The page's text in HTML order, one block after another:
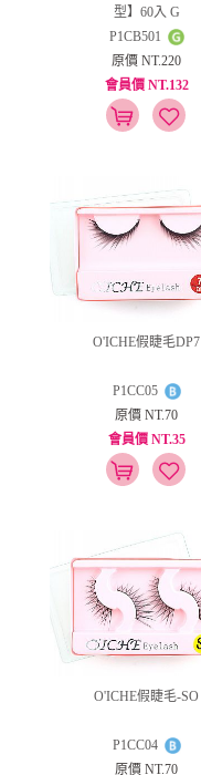
型】60入 G
P1CB501
原價 NT.220
會員價 NT.132
O'ICHE假睫毛DP7
P1CC05
原價 NT.70
會員價 NT.35
O'ICHE假睫毛-SO
P1CC04
原價 NT.70